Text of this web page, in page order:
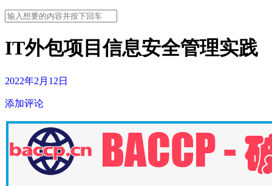
IT外包项目信息安全管理实践
2022年2月12日
添加评论